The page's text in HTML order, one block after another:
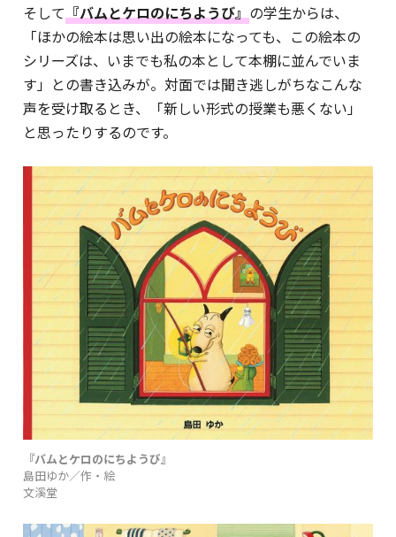
そして 『バムとケロのにちようび』 の学生からは、
「ほかの絵本は思い出の絵本になっても、この絵本の
シリーズは、いまでも私の本として本棚に並んでいま
す」との書き込みが。対面では聞き逃しがちなこんな
声を受け取るとき、「新しい形式の授業も悪くない」
と思ったりするのです。
『バムとケロのにちようび』
島田ゆか／作・絵
文溪堂